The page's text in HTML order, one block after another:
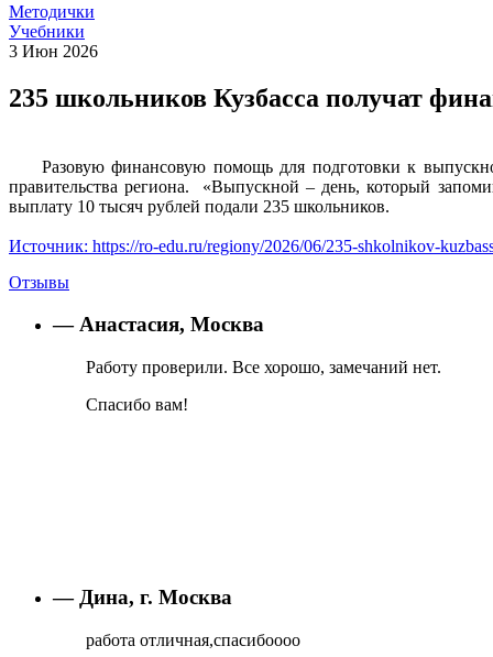
Методички
Учебники
3 Июн 2026
235 школьников Кузбасса получат
Разовую финансовую помощь для подготовки к
правительства региона. «Выпускной – день, который
выплату 10 тысяч рублей подали 235 школьников.
Источник: https://ro-edu.ru/regiony/2026/06/235-shkolnikov-
Отзывы
— Анастасия, Москва
Работу проверили. Все хорошо, замечаний нет.
Спасибо вам!
— Дина, г. Москва
работа отличная,спасибоооо